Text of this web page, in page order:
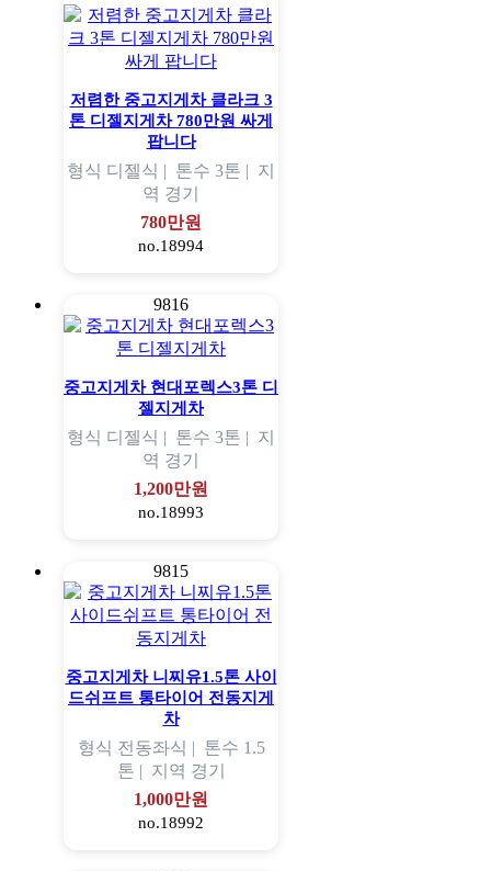
저렴한 중고지게차 클라크 3
톤 디젤지게차 780만원 싸게
팝니다
형식 디젤식 | 톤수 3톤 | 지
역 경기
780만원
no.18994
9816
중고지게차 현대포렉스3톤 디
젤지게차
형식 디젤식 | 톤수 3톤 | 지
역 경기
1,200만원
no.18993
9815
중고지게차 니찌유1.5톤 사이
드쉬프트 통타이어 전동지게
차
형식 전동좌식 | 톤수 1.5
톤 | 지역 경기
1,000만원
no.18992